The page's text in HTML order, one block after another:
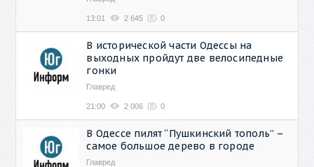
13:01 2 645 0
В исторической части Одессы на
выходных пройдут две велосипедные
гонки
Главред
21:00 2 006 0
В Одессе пилят “Пушкинский тополь” –
самое большое дерево в городе
Главред